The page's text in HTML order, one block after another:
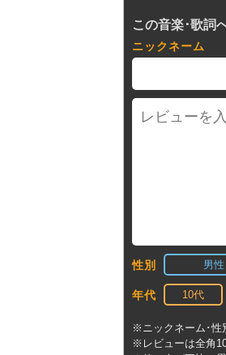
この音楽･歌詞
ニックネーム
性別 男性
年代 10代
※ニックネーム･性
※レビューは全角